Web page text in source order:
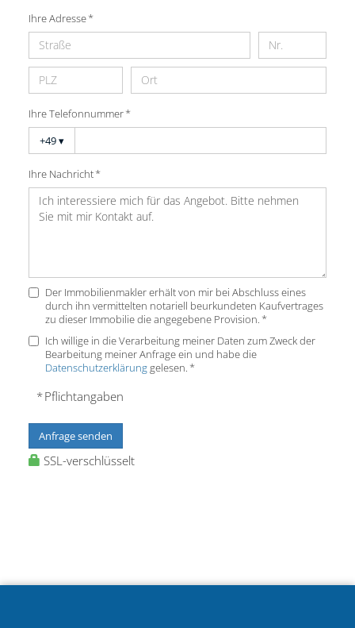
Ihre Adresse *
Ihre Telefonnummer *
+49▾
Ihre Nachricht *
Der Immobilienmakler erhält von mir bei Abschluss eines
durch ihn vermittelten notariell beurkundeten Kaufvertrages
zu dieser Immobilie die angegebene Provision. *
Ich willige in die Verarbeitung meiner Daten zum Zweck der
Bearbeitung meiner Anfrage ein und habe die
Datenschutzerklärunggelesen. *
* Pflichtangaben
Anfrage senden
SSL-verschlüsselt